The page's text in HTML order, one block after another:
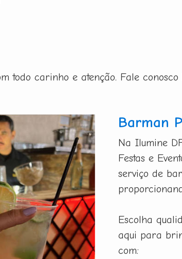
todo carinho e atenção. Fale
Barman
Na Ilumine
Festas e
serviço de
Escolha
aqui para
com: